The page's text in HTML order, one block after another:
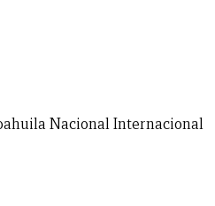
NacionalInternacional